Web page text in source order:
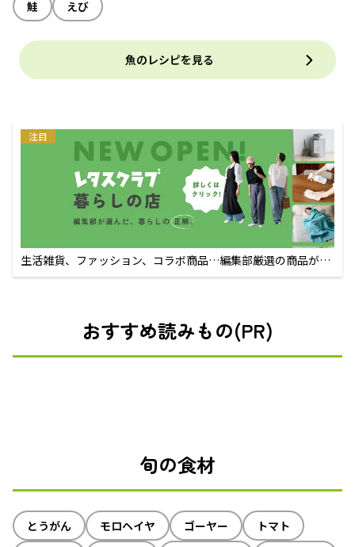
鮭 えび
魚のレシピを見る
注目
生活雑貨、ファッション、コラボ商品…編集部厳選の商品が買
えるECサイト
おすすめ読みもの(PR)
旬の食材
とうがん モロヘイヤ ゴーヤー
トマト